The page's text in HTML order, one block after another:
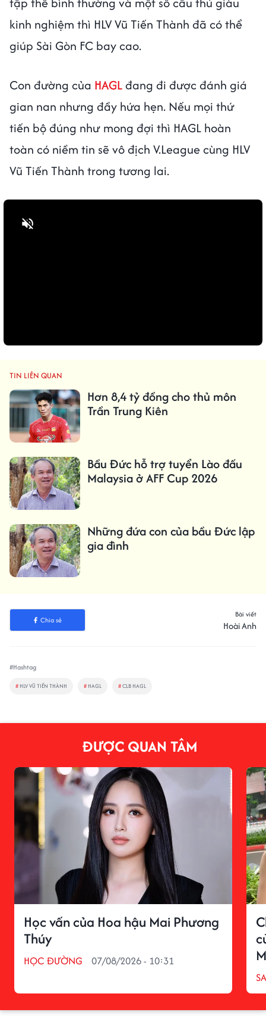
kinh nghiệm thì HLV Vũ Tiến Thành đã có thể
giúp Sài Gòn FC bay cao.
Con đường của HAGLđang đi được đánh giá
gian nan nhưng đầy hứa hẹn. Nếu mọi thứ
tiến bộ đúng như mong đợi thì HAGL hoàn
toàn có niềm tin sẽ vô địch V.League cùng HLV
Vũ Tiến Thành trong tương lai.
TIN LIÊN QUAN
Hơn 8,4 tỷ đồng cho thủ môn
Trần Trung Kiên
Bầu Đức hỗ trợ tuyển Lào đấu
Malaysia ở AFF Cup 2026
Những đứa con của bầu Đức lập
gia đình
Chia sẻ
Bài viết
Hoài Anh
#Hashtag
# HLV VŨ TIẾN THÀNH # HAGL #CLB HAGL
ĐƯỢC QUAN TÂM
Học vấn của Hoa hậu Mai Phương
Thúy
HỌC ĐƯỜNG 07/08/2026 - 10:31